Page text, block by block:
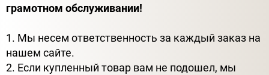
грамотном обслуживании!
1. Мы несем ответственность за каждый заказ на
нашем сайте.
2. Если купленный товар вам не подошел, мы